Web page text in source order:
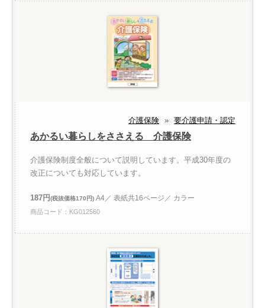
介護保険 » 要介護申請・認定
あかるい暮らしをささえる 介護保険
介護保険制度全般について説明しています。平成30年度の
改正についても対応しています。
187円(税抜価格170円) A4／ 表紙共16ページ／ カラー
商品コード：KG012560